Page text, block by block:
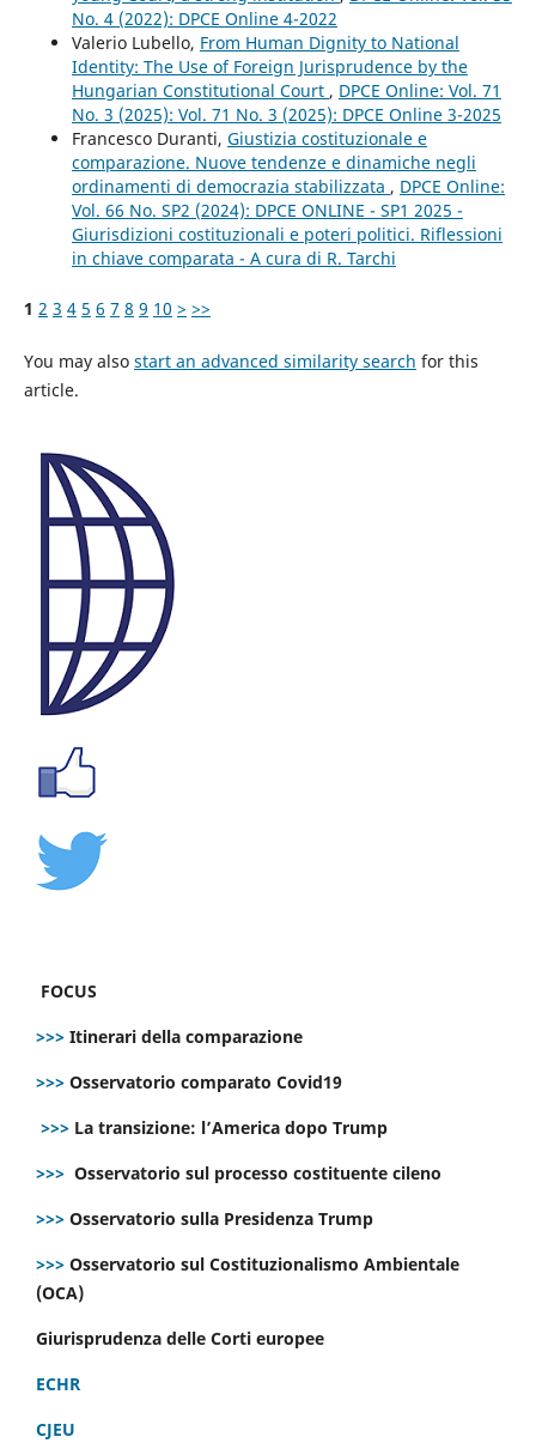
No. 4 (2022): DPCE Online 4-2022
Valerio Lubello, From Human Dignity to National
Identity: The Use of Foreign Jurisprudence by the
Hungarian Constitutional Court , DPCE Online: Vol. 71
No. 3 (2025): Vol. 71 No. 3 (2025): DPCE Online 3-2025
Francesco Duranti, Giustizia costituzionale e
comparazione. Nuove tendenze e dinamiche negli
ordinamenti di democrazia stabilizzata , DPCE Online:
Vol. 66 No. SP2 (2024): DPCE ONLINE - SP1 2025 -
Giurisdizioni costituzionali e poteri politici. Riflessioni
in chiave comparata - A cura di R. Tarchi
1 2 3 4 5 6 7 8 9 10 > >>
You may also start an advanced similarity search for this
article.
FOCUS
>>> Itinerari della comparazione
>>> Osservatorio comparato Covid19
>>> La transizione: l’America dopo Trump
>>> Osservatorio sul processo costituente cileno
>>> Osservatorio sulla Presidenza Trump
>>> Osservatorio sul Costituzionalismo Ambientale
(OCA)
Giurisprudenza delle Corti europee
ECHR
CJEU